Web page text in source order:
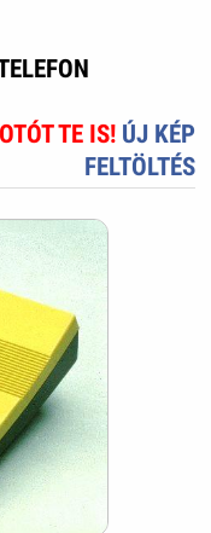
TE IS! ÚJ KÉP
FELTÖLTÉS